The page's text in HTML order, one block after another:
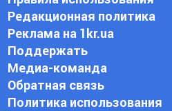
Редакционная политика
Реклама на 1kr.ua
Поддержать
Медиа-команда
Обратная связь
Политика использования